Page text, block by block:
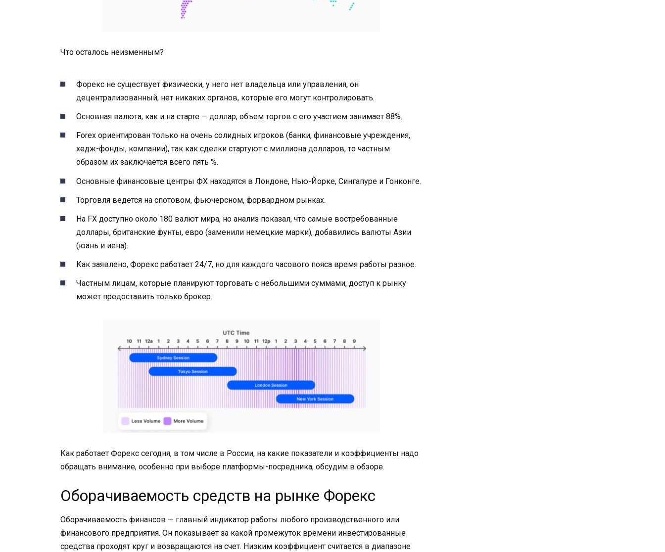
Что осталось неизменным?
Форекс не существует физически, у него нет владельца или управления, он
децентрализованный, нет никаких органов, которые его могут контролировать.
Основная валюта, как и на старте — доллар, объем торгов с его участием занимает 88%.
Forex ориентирован только на очень солидных игроков (банки, финансовые учреждения,
хедж-фонды, компании), так как сделки стартуют с миллиона долларов, то частным
образом их заключается всего пять %.
Основные финансовые центры ФХ находятся в Лондоне, Нью-Йорке, Сингапуре и Гонконге.
Торговля ведется на спотовом, фьючерсном, форвардном рынках.
На FX доступно около 180 валют мира, но анализ показал, что самые востребованные
доллары, британские фунты, евро (заменили немецкие марки), добавились валюты Азии
(юань и иена).
Как заявлено, Форекс работает 24/7, но для каждого часового пояса время работы разное.
Частным лицам, которые планируют торговать с небольшими суммами, доступ к рынку
может предоставить только брокер.
Как работает Форекс сегодня, в том числе в России, на какие показатели и коэффициенты надо
обращать внимание, особенно при выборе платформы-посредника, обсудим в обзоре.
Оборачиваемость средств на рынке Форекс
Оборачиваемость финансов — главный индикатор работы любого производственного или
финансового предприятия. Он показывает за какой промежуток времени инвестированные
средства проходят круг и возвращаются на счет. Низким коэффициент считается в диапазоне